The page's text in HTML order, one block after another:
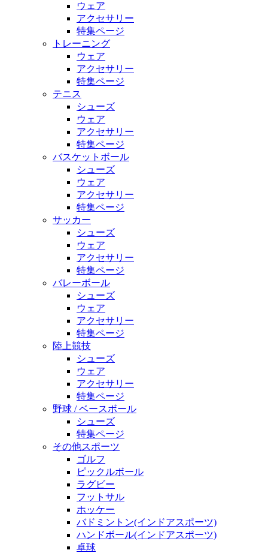
ウェア
アクセサリー
特集ページ
トレーニング
ウェア
アクセサリー
特集ページ
テニス
シューズ
ウェア
アクセサリー
特集ページ
バスケットボール
シューズ
ウェア
アクセサリー
特集ページ
サッカー
シューズ
ウェア
アクセサリー
特集ページ
バレーボール
シューズ
ウェア
アクセサリー
特集ページ
陸上競技
シューズ
ウェア
アクセサリー
特集ページ
野球 / ベースボール
シューズ
特集ページ
その他スポーツ
ゴルフ
ピックルボール
ラグビー
フットサル
ホッケー
バドミントン(インドアスポーツ)
ハンドボール(インドアスポーツ)
卓球